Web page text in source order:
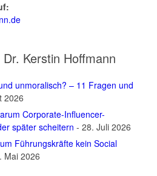
Kerstin Hoffmann
unmoralisch? – 11 Fragen und
2026
Corporate-Influencer-
später scheitern - 28. Juli 2026
Führungskräfte kein Social
Mai 2026